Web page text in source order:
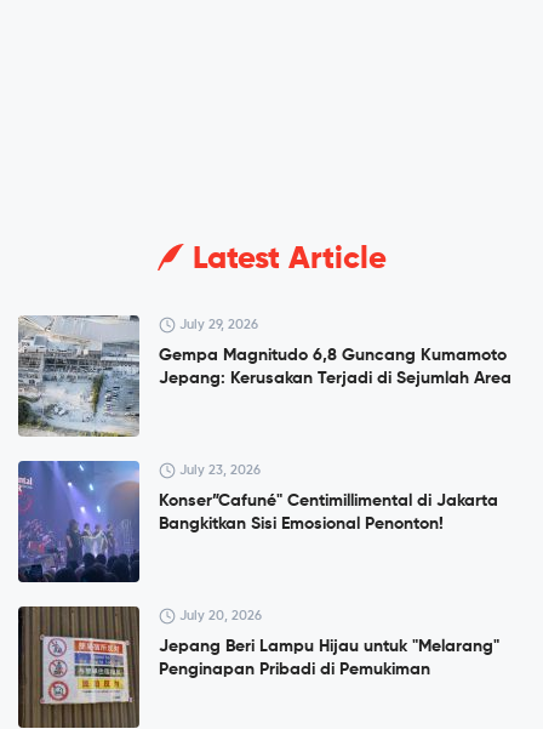
Latest Article
July 29, 2026
Gempa Magnitudo 6,8 Guncang Kumamoto
Jepang: Kerusakan Terjadi di Sejumlah Area
July 23, 2026
Konser”Cafuné" Centimillimental di Jakarta
Bangkitkan Sisi Emosional Penonton!
July 20, 2026
Jepang Beri Lampu Hijau untuk "Melarang"
Penginapan Pribadi di Pemukiman